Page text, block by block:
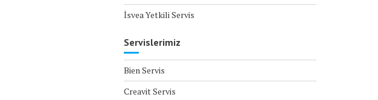
İsvea Yetkili Servis
Servislerimiz
Bien Servis
Creavit Servis